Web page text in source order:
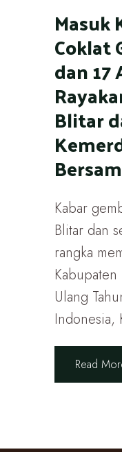
Masuk
Coklat
dan 17
Blitar
Kabar
Blitar dan
rangka
Ulang
Indonesia,
Read